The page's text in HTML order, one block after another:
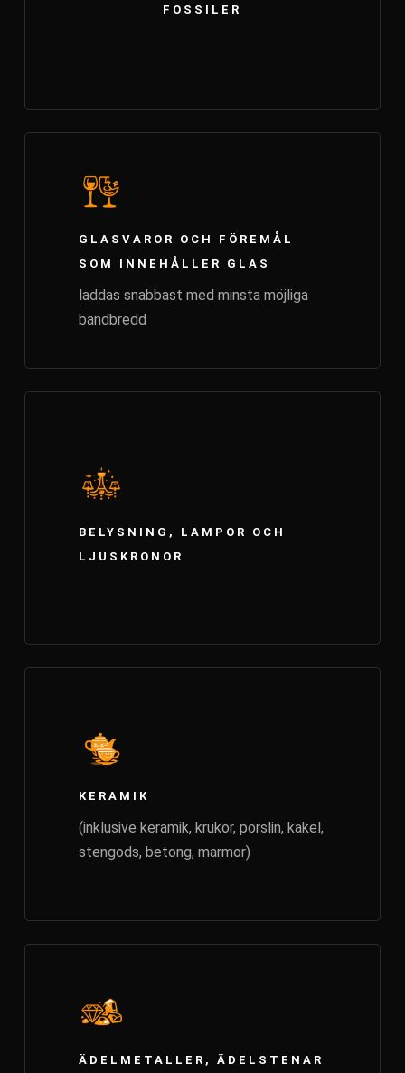
FOSSILER
GLASVAROR OCH FÖREMÅL
SOM INNEHÅLLER GLAS
laddas snabbast med minsta möjliga
bandbredd
BELYSNING, LAMPOR OCH
LJUSKRONOR
KERAMIK
(inklusive keramik, krukor, porslin, kakel,
stengods, betong, marmor)
ÄDELMETALLER, ÄDELSTENAR